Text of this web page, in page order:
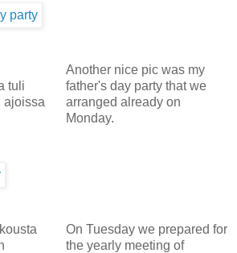
tuli
ajoissa
Another nice pic was my
father's day party that we
arranged already on
Monday.
On Tuesday we prepared for
the yearly meeting of